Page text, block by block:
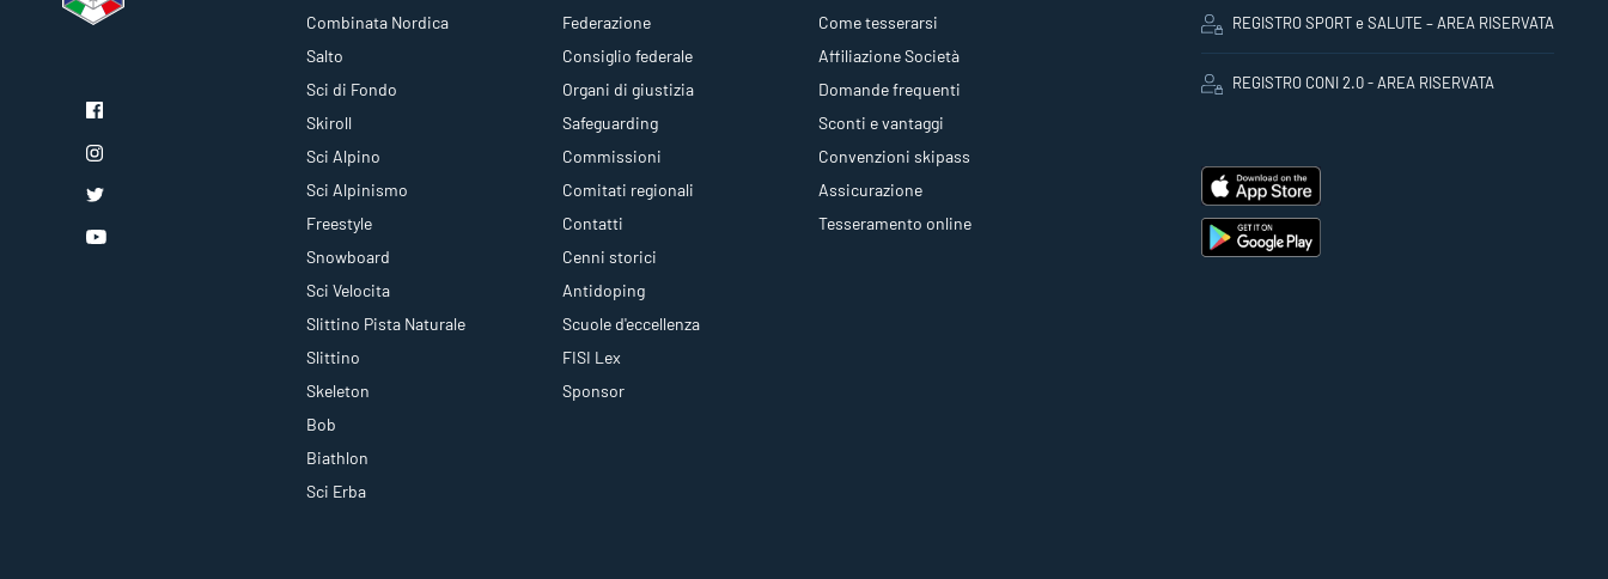
Combinata Nordica
Salto
Sci di Fondo
Skiroll
Sci Alpino
Sci Alpinismo
Freestyle
Snowboard
Sci Velocita
Slittino Pista Naturale
Slittino
Skeleton
Bob
Biathlon
Sci Erba
Federazione
Consiglio federale
Organi di giustizia
Safeguarding
Commissioni
Comitati regionali
Contatti
Cenni storici
Antidoping
Scuole d'eccellenza
FISI Lex
Sponsor
Come tesserarsi
Affiliazione Società
Domande frequenti
Sconti e vantaggi
Convenzioni skipass
Assicurazione
Tesseramento online
REGISTRO SPORT e SALUTE – AREA RISERVATA
REGISTRO CONI 2.0 - AREA RISERVATA